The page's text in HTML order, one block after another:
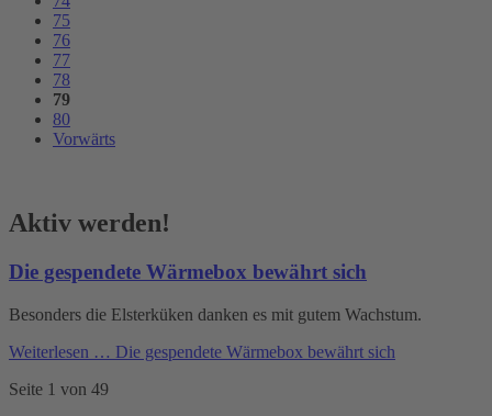
75
76
77
78
79
80
Vorwärts
Aktiv werden!
Die gespendete Wärmebox bewährt sich
Besonders die Elsterküken danken es mit gutem Wachstum.
Weiterlesen … Die gespendete Wärmebox bewährt sich
Seite 1 von 49